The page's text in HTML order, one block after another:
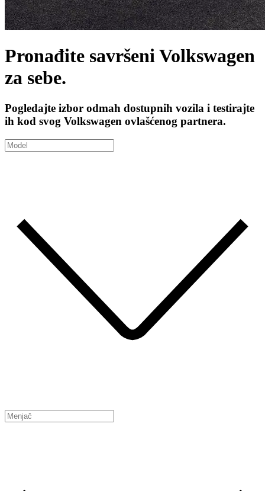
Pronađite savršeni Volkswagen
za sebe.
Pogledajte izbor odmah dostupnih vozila i testirajte
ih kod svog Volkswagen ovlašćenog partnera.